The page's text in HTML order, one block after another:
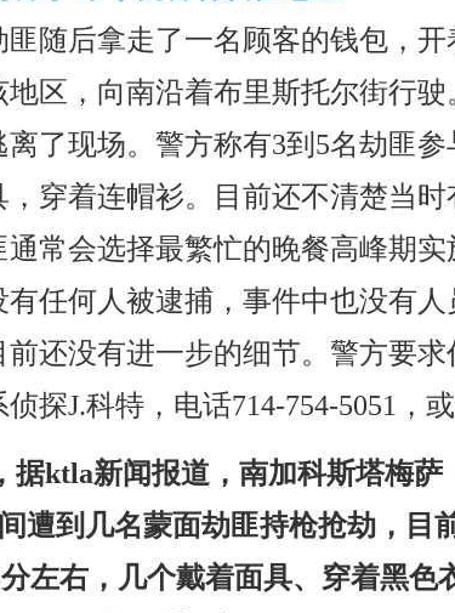
据ktla新闻报道，南加科斯塔梅萨
遭到几名蒙面劫匪持枪抢劫，
左右，几个戴着面具、穿着黑
匪随后拿走了一名顾客的钱包，开
区，向南沿着布里斯托尔街行驶
离了现场。警方称有3到5名劫匪参
穿着连帽衫。目前还不清楚当时
常会选择最繁忙的晚餐高峰期实
任何人被逮捕，事件中也没有人
还没有进一步的细节。警方要求
探J.科特，电话714-754-5051，